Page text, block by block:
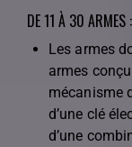
DE 11 À 30 ARMES :
Les armes
armes
mécanisme
d’une clé
d’une